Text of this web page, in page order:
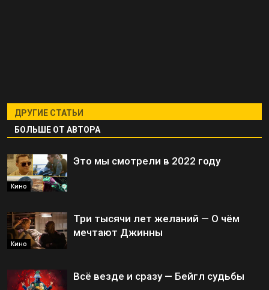
ДРУГИЕ СТАТЬИ
БОЛЬШЕ ОТ АВТОРА
Кино
Это мы смотрели в 2022 году
Кино
Три тысячи лет желаний — О чём
мечтают Джинны
Всё везде и сразу — Бейгл судьбы